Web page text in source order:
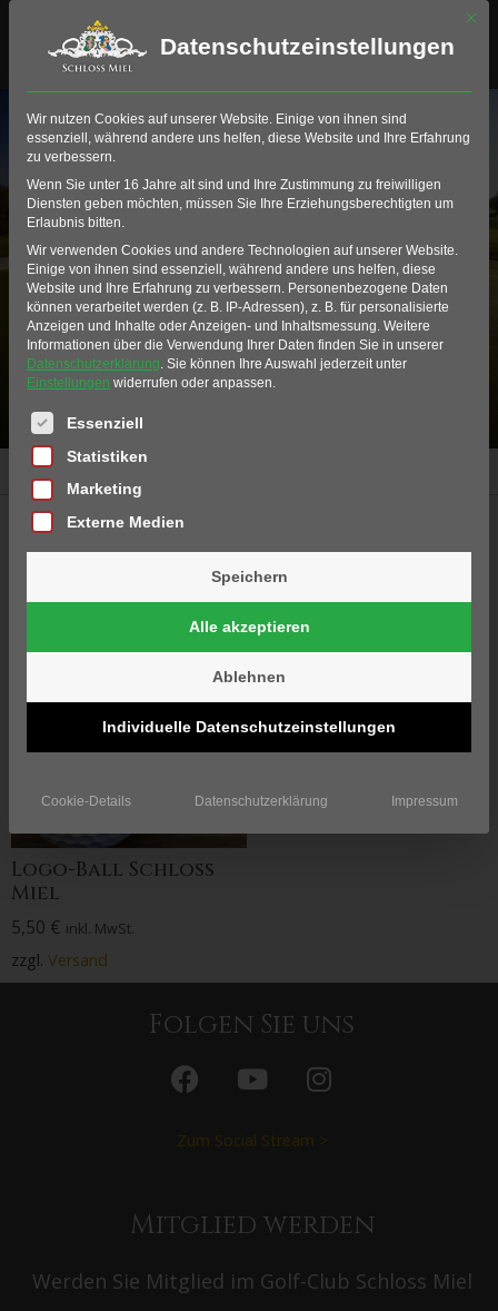
Weihnachtsgeschenke
Home
Einzelnes Ergebnis
Logo-Ball Schloss
Miel
5,50 € inkl. MwSt.
zzgl. Versand
Folgen Sie uns
Zum Social Stream >
Mitglied werden
Werden Sie Mitglied im Golf-Club Schloss Miel
Mit
Datenschutzeinstellungen
Wir nutzen Cookies auf unserer Website. Einige von ihnen sind
essenziell, während andere uns helfen, diese Website und Ihre Erfahrung
zu verbessern.
Wenn Sie unter 16 Jahre alt sind und Ihre Zustimmung zu freiwilligen
Diensten geben möchten, müssen Sie Ihre Erziehungsberechtigten um
Erlaubnis bitten.
Wir verwenden Cookies und andere Technologien auf unserer Website.
Einige von ihnen sind essenziell, während andere uns helfen, diese
Website und Ihre Erfahrung zu verbessern. Personenbezogene Daten
können verarbeitet werden (z. B. IP-Adressen), z. B. für personalisierte
Anzeigen und Inhalte oder Anzeigen- und Inhaltsmessung. Weitere
Informationen über die Verwendung Ihrer Daten finden Sie in unserer
Datenschutzerklärung. Sie können Ihre Auswahl jederzeit unter
Einstellungen widerrufen oder anpassen.
Es folgt eine Liste der Service-Gruppen, für die eine
Essenziell
Statistiken
Marketing
Externe Medien
Speichern
Alle akzeptieren
Ablehnen
Individuelle Datenschutzeinstellungen
Cookie-Details Datenschutzerklärung Impressum